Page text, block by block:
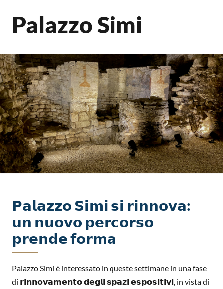
Palazzo Simi
𝗣𝗮𝗹𝗮𝘇𝘇𝗼 𝗦𝗶𝗺𝗶 𝘀𝗶 𝗿𝗶𝗻𝗻𝗼𝘃𝗮:
𝘂𝗻 𝗻𝘂𝗼𝘃𝗼 𝗽𝗲𝗿𝗰𝗼𝗿𝘀𝗼
𝗽𝗿𝗲𝗻𝗱𝗲 𝗳𝗼𝗿𝗺𝗮
Palazzo Simi è interessato in queste settimane in una fase
di 𝗿𝗶𝗻𝗻𝗼𝘃𝗮𝗺𝗲𝗻𝘁𝗼 𝗱𝗲𝗴𝗹𝗶 𝘀𝗽𝗮𝘇𝗶 𝗲𝘀𝗽𝗼𝘀𝗶𝘁𝗶𝘃𝗶, in vista di